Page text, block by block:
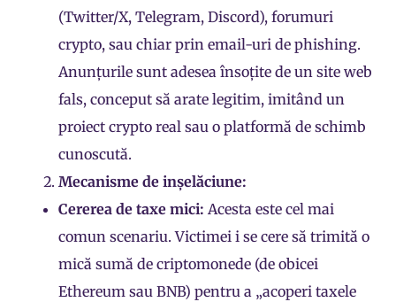
(Twitter/X, Telegram, Discord), forumuri
crypto, sau chiar prin email-uri de phishing.
Anunțurile sunt adesea însoțite de un site web
fals, conceput să arate legitim, imitând un
proiect crypto real sau o platformă de schimb
cunoscută.
Mecanisme de inșelăciune:
Cererea de taxe mici: Acesta este cel mai
comun scenariu. Victimei i se cere să trimită o
mică sumă de criptomonede (de obicei
Ethereum sau BNB) pentru a „acoperi taxele